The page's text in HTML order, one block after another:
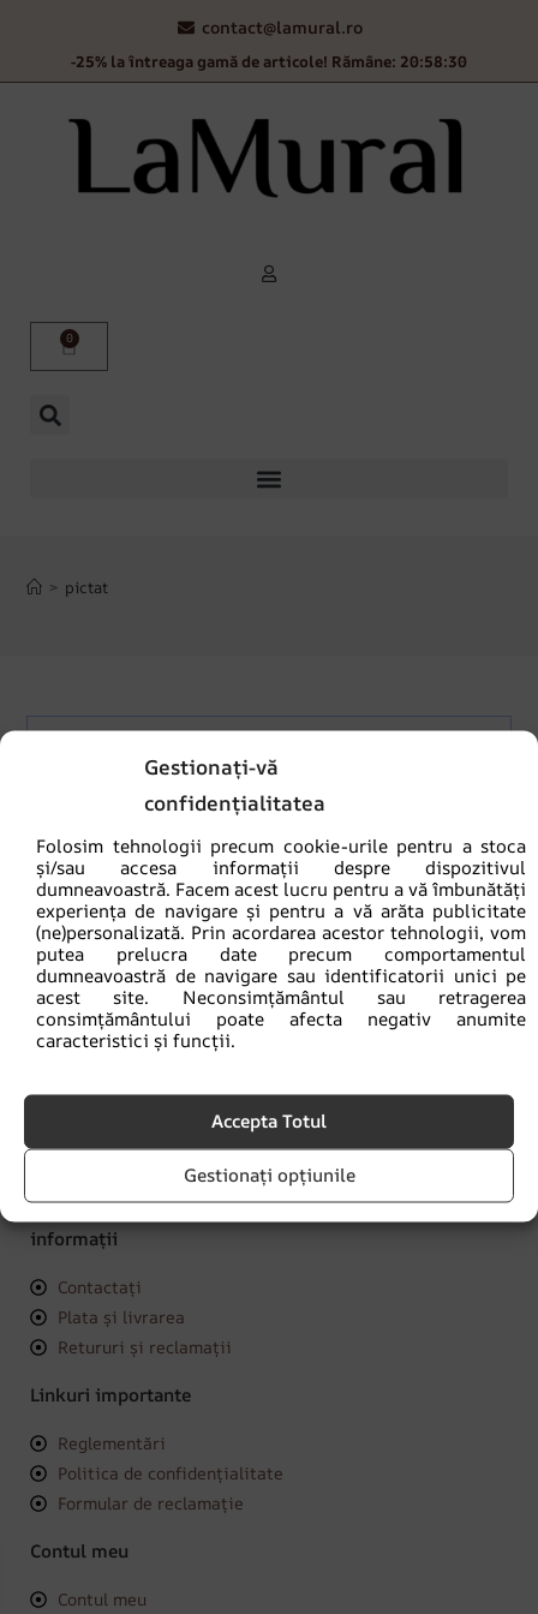
Gestionați-vă
confidențialitatea
Folosim tehnologii precum cookie-urile pentru a stoca
și/sau accesa informații despre dispozitivul
dumneavoastră. Facem acest lucru pentru a vă îmbunătăți
experiența de navigare și pentru a vă arăta publicitate
(ne)personalizată. Prin acordarea acestor tehnologii, vom
putea prelucra date precum comportamentul
dumneavoastră de navigare sau identificatorii unici pe
acest site. Neconsimțământul sau retragerea
consimțământului poate afecta negativ anumite
caracteristici și funcții.
Accepta Totul
Gestionați opțiunile
contact@lamural.ro
-25% la întreaga gamă de articole! Rămâne: 20:58:30
0
> pictat
POTRIVEASCĂ CU SELECȚIA TA.
Luni - Vineri: 8:00 am - 4:00 pm
informații
Contactați
Plata și livrarea
Retururi și reclamații
Linkuri importante
Reglementări
Politica de confidențialitate
Formular de reclamație
Contul meu
Contul meu